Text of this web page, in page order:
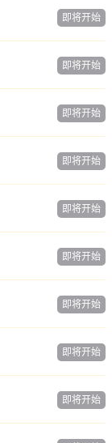
即将开始
即将开始
即将开始
即将开始
即将开始
即将开始
即将开始
即将开始
即将开始